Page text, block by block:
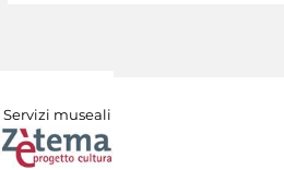
Servizi museali